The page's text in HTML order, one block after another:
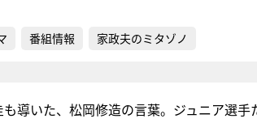
番組情報 家政夫のミタゾノ
導いた、松岡修造の言葉。ジュニア選